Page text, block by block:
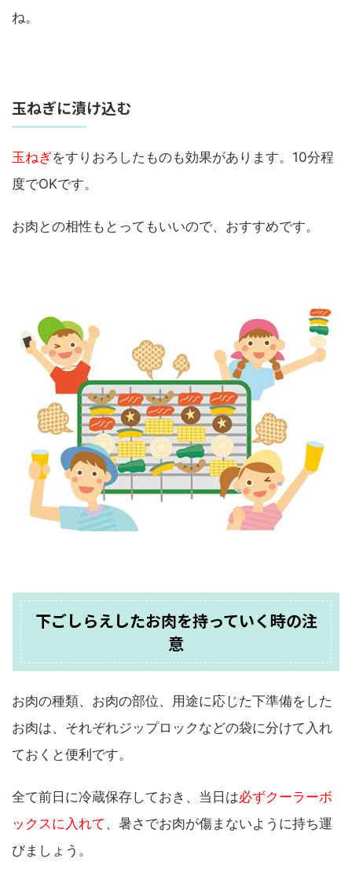
ね。
玉ねぎに漬け込む
玉ねぎをすりおろしたものも効果があります。10分程
度でOKです。
お肉との相性もとってもいいので、おすすめです。
下ごしらえしたお肉を持っていく時の注
意
お肉の種類、お肉の部位、用途に応じた下準備をした
お肉は、それぞれジップロックなどの袋に分けて入れ
ておくと便利です。
全て前日に冷蔵保存しておき、当日は必ずクーラーボ
ックスに入れて 、暑さでお肉が傷まないように持ち運
びましょう。